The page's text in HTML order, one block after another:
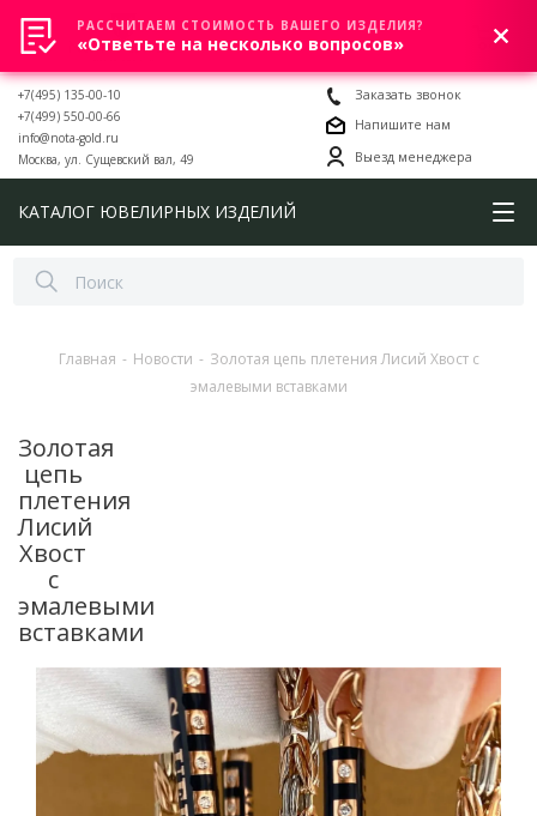
0
+7(495) 135-00-10
+7(499) 550-00-66
info@nota-gold.ru
Москва, ул. Сущевский вал, 49
Заказать звонок
Напишите нам
Выезд менеджера
КАТАЛОГ ЮВЕЛИРНЫХ ИЗДЕЛИЙ
Главная - Новости - Золотая цепь плетения Лисий Хвост с
эмалевыми вставками
Золотая
цепь
плетения
Лисий
Хвост
с
эмалевыми
вставками
РАССЧИТАЕМ СТОИМОСТЬ ВАШЕГО ИЗДЕЛИЯ?
«Ответьте на несколько вопросов»